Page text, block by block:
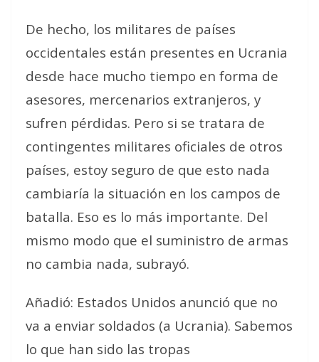
De hecho, los militares de países
occidentales están presentes en Ucrania
desde hace mucho tiempo en forma de
asesores, mercenarios extranjeros, y
sufren pérdidas. Pero si se tratara de
contingentes militares oficiales de otros
países, estoy seguro de que esto nada
cambiaría la situación en los campos de
batalla. Eso es lo más importante. Del
mismo modo que el suministro de armas
no cambia nada, subrayó.
Añadió: Estados Unidos anunció que no
va a enviar soldados (a Ucrania). Sabemos
lo que han sido las tropas